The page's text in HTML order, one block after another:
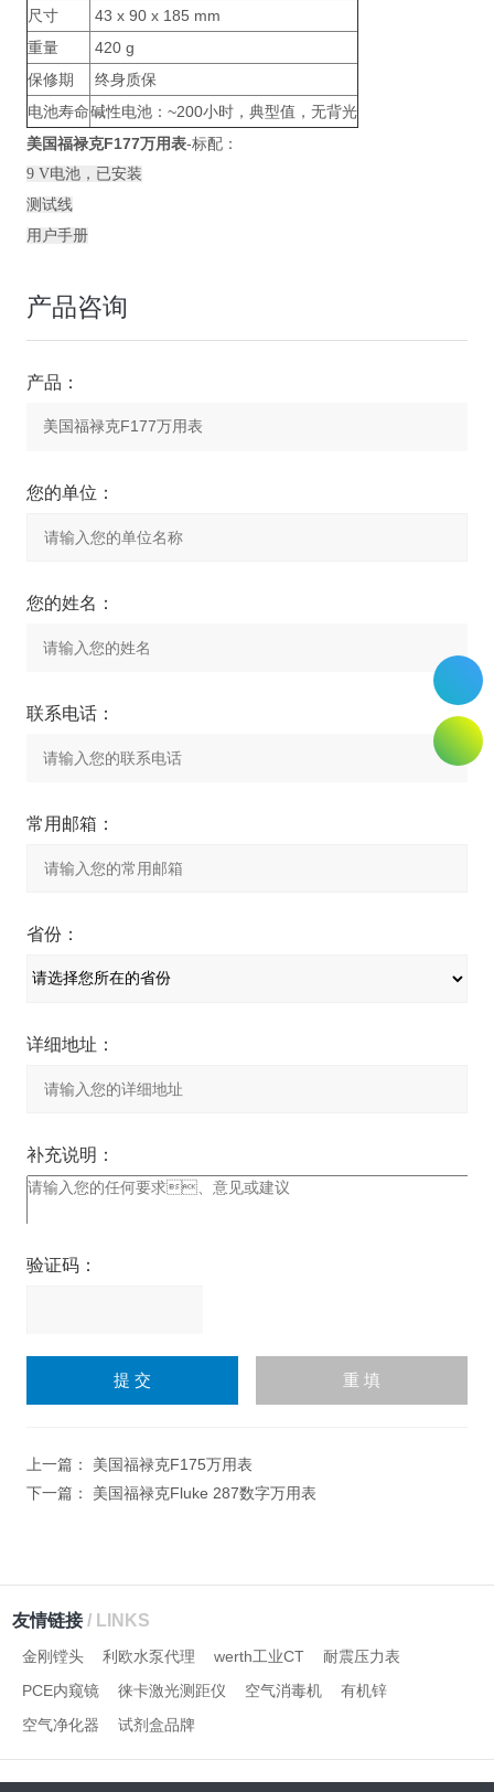
尺寸
43 x 90 x 185 mm
重量
420 g
保修期
终身质保
电池寿命碱性电池： ~200小时，典型值，无背光
美国福禄克F177万用表-标配：
9 V电池，已安装
测试线
用户手册
产品咨询
产品：
您的单位：
您的姓名：
联系电话：
常用邮箱：
省份：
详细地址：
补充说明：
验证码：
上一篇： 美国福禄克F175万用表
下一篇： 美国福禄克Fluke 287数字万用表
友情链接/ LINKS
金刚镗头 利欧水泵代理 werth工业CT
耐震压力表
PCE内窥镜
徕卡激光测距仪 空气消毒机
有机锌
空气净化器
试剂盒品牌